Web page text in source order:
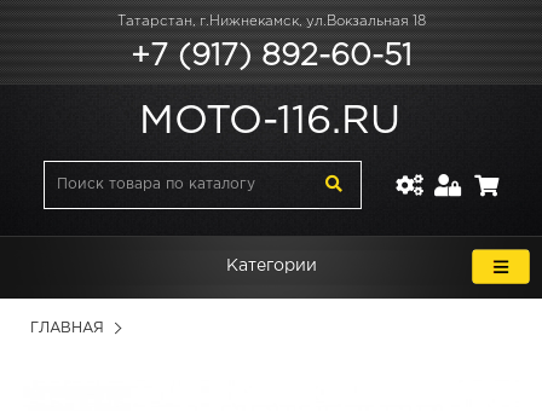
Татарстан, г.Нижнекамск, ул.Вокзальная 18
+7 (917) 892-60-51
MOTO-116.RU
Категории
ГЛАВНАЯ